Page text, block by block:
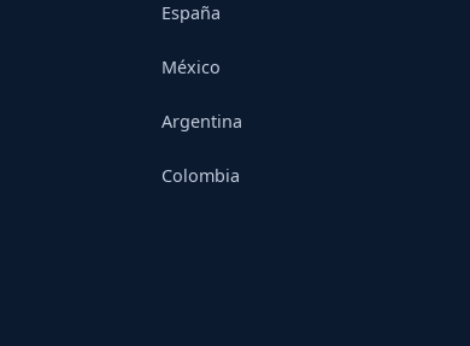
España
México
Argentina
Colombia